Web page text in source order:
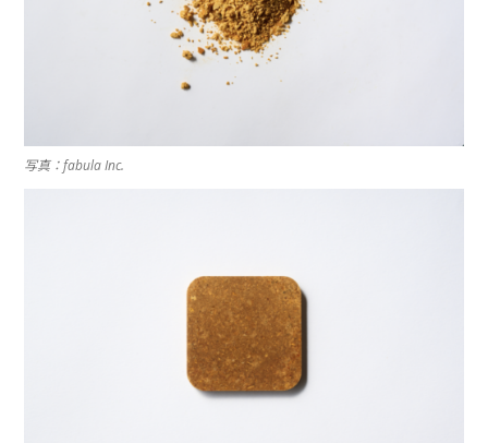
写真：fabula Inc.